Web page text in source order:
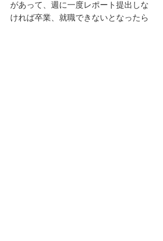
があって、週に一度レポート提出しな
ければ卒業、就職できないとなったら